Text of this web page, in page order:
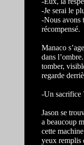
-Je serai le
-Nous avons
récompensé.
Manaco
dans
tomber,
regarde
-Un sacrifice
Jason se
a beaucoup
cette
yeux remplis